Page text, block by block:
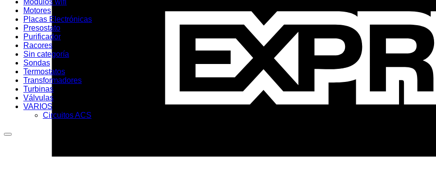
Modulos wifi
Motores
Placas Electrónicas
Presostato
Purificador
Racores
Sin categoría
Sondas
Termostatos
Transformadores
Turbinas
Válvulas
VARIOS
Circuitos ACS